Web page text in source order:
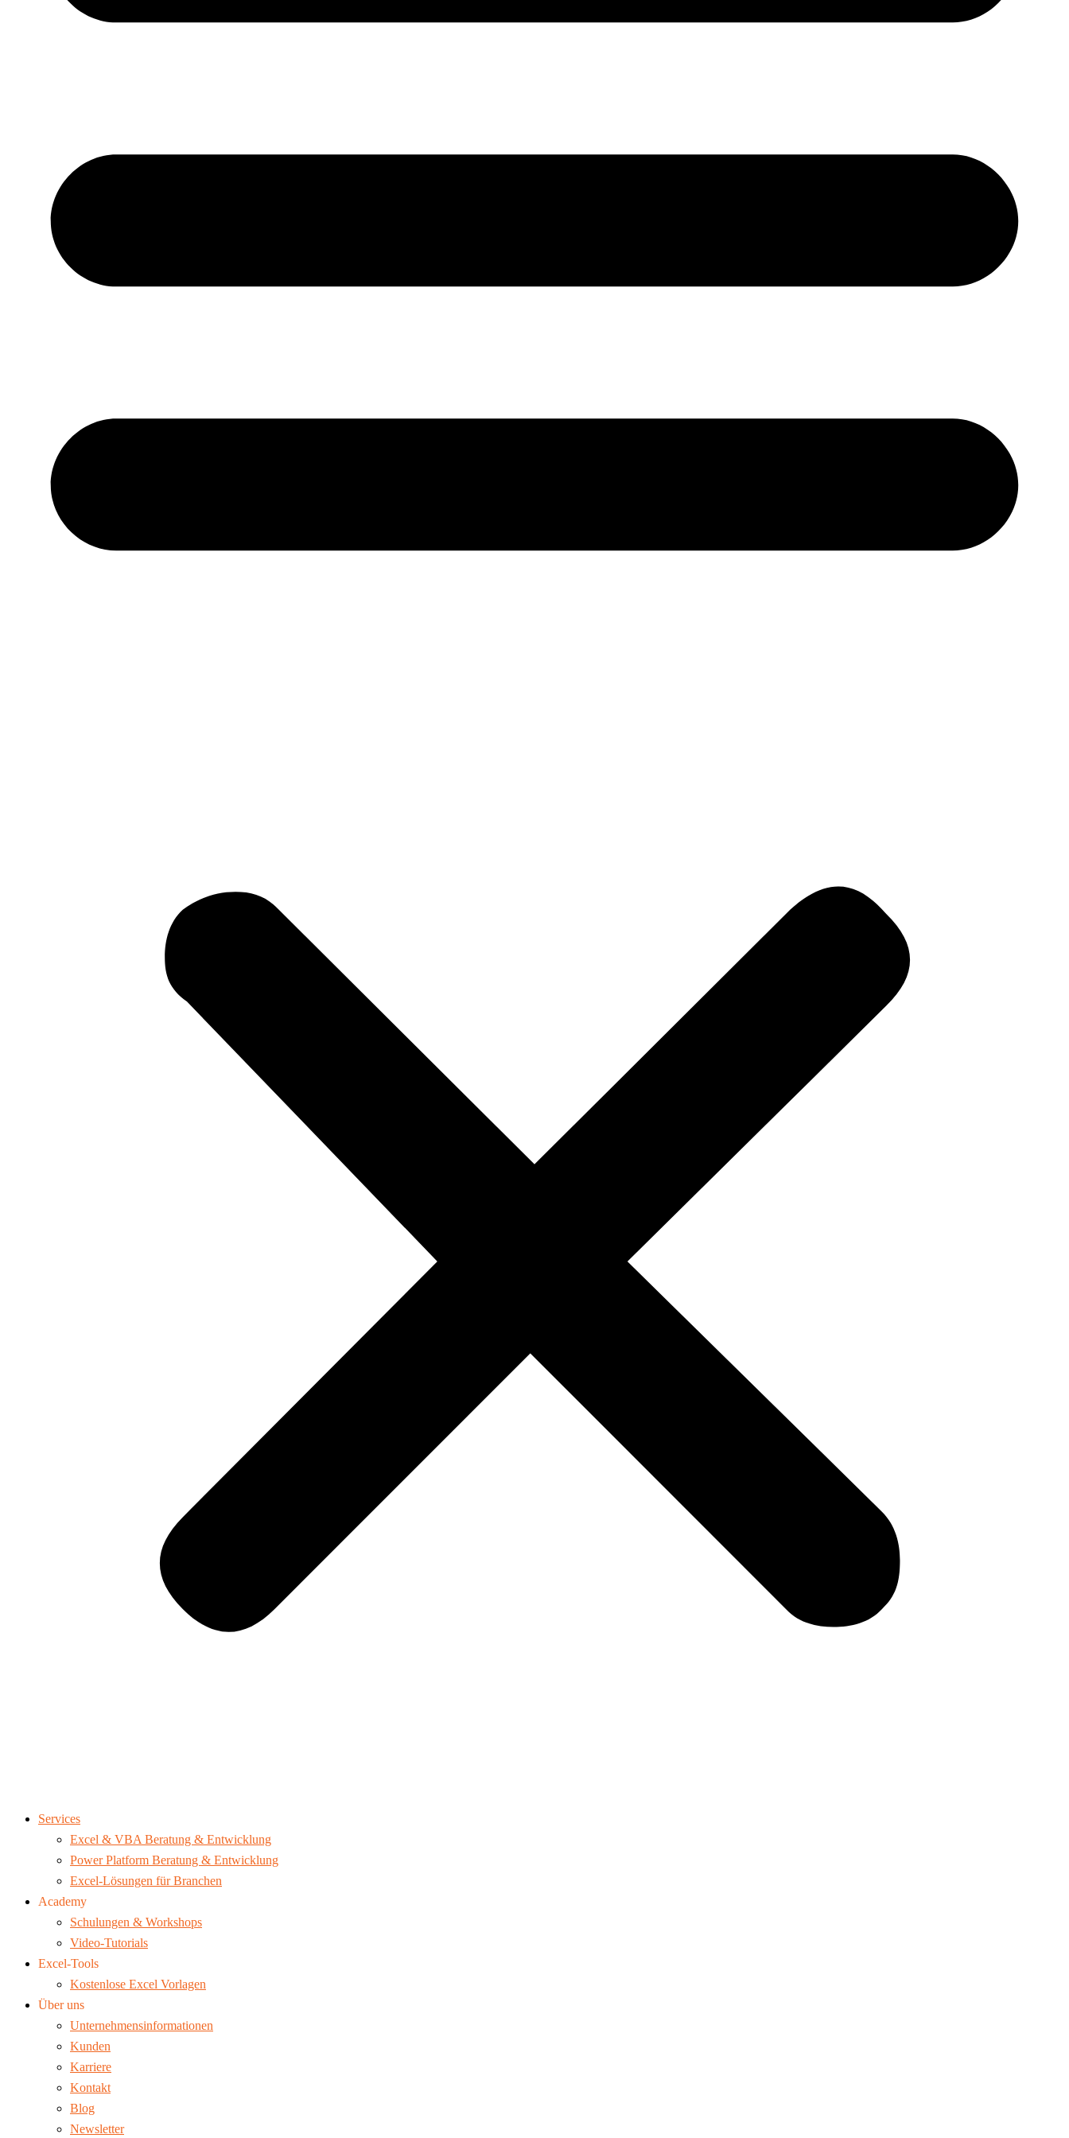
Services
Excel & VBA Beratung & Entwicklung
Power Platform Beratung & Entwicklung
Excel-Lösungen für Branchen
Academy
Schulungen & Workshops
Video-Tutorials
Excel-Tools
Kostenlose Excel Vorlagen
Über uns
Unternehmensinformationen
Kunden
Karriere
Kontakt
Blog
Newsletter